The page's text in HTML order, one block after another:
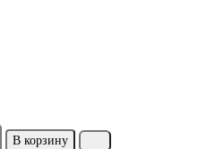
В корзину